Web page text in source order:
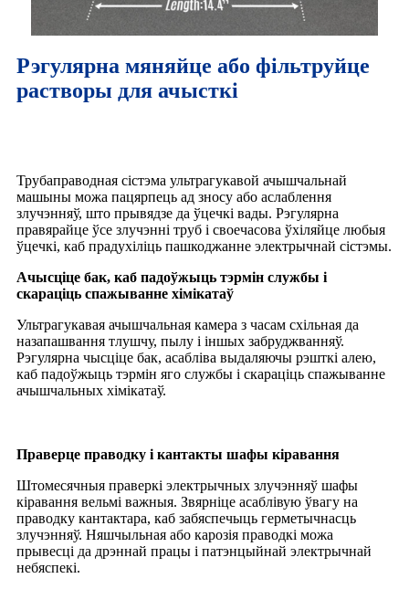
Рэгулярна мяняйце або фільтруйце
растворы для ачысткі
Трубаправодная сістэма ультрагукавой ачышчальнай
машыны можа пацярпець ад зносу або аслаблення
злучэнняў, што прывядзе да ўцечкі вады. Рэгулярна
правярайце ўсе злучэнні труб і своечасова ўхіляйце любыя
ўцечкі, каб прадухіліць пашкоджанне электрычнай сістэмы.
Ачысціце бак, каб падоўжыць тэрмін службы і
скараціць спажыванне хімікатаў
Ультрагукавая ачышчальная камера з часам схільная да
назапашвання тлушчу, пылу і іншых забруджванняў.
Рэгулярна чысціце бак, асабліва выдаляючы рэшткі алею,
каб падоўжыць тэрмін яго службы і скараціць спажыванне
ачышчальных хімікатаў.
Праверце праводку і кантакты шафы кіравання
Штомесячныя праверкі электрычных злучэнняў шафы
кіравання вельмі важныя. Звярніце асаблівую ўвагу на
праводку кантактара, каб забяспечыць герметычнасць
злучэнняў. Няшчыльная або карозія праводкі можа
прывесці да дрэннай працы і патэнцыйнай электрычнай
небяспекі.